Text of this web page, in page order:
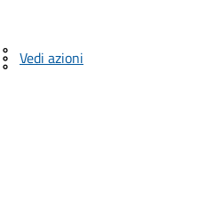
Vedi azioni